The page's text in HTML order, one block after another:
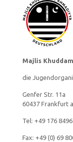
Majlis
die
Genfer Str. 11a
60437 Frankfurt
Tel: +49 176
Fax: +49 (0) 69